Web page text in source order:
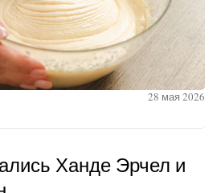
28 мая 2026
Ханде Эрчел и